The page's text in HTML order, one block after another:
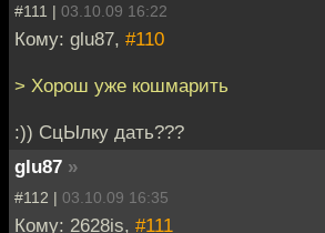
#111 | 03.10.09 16:22
Кому: glu87, #110
> Хорош уже кошмарить
:)) СцЫлку дать???
glu87 »
#112 | 03.10.09 16:35
Кому: 2628is, #111